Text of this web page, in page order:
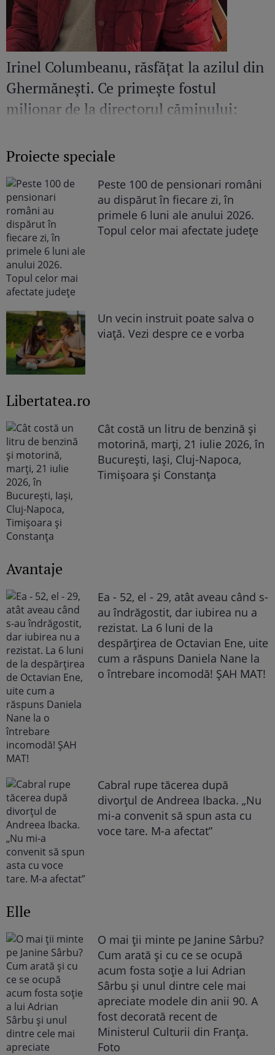
Irinel Columbeanu, răsfățat la azilul din
Ghermănești. Ce primește fostul
milionar de la directorul căminului:
Proiecte speciale
Peste 100 de pensionari români
au dispărut în fiecare zi, în
primele 6 luni ale anului 2026.
Topul celor mai afectate județe
Un vecin instruit poate salva o
viață. Vezi despre ce e vorba
Libertatea.ro
Cât costă un litru de benzină și
motorină, marți, 21 iulie 2026, în
București, Iași, Cluj-Napoca,
Timișoara și Constanța
Avantaje
Ea - 52, el - 29, atât aveau când s-
au îndrăgostit, dar iubirea nu a
rezistat. La 6 luni de la
despărțirea de Octavian Ene, uite
cum a răspuns Daniela Nane la
o întrebare incomodă! ȘAH MAT!
Cabral rupe tăcerea după
divorțul de Andreea Ibacka. „Nu
mi-a convenit să spun asta cu
voce tare. M-a afectat”
Elle
O mai ții minte pe Janine Sârbu?
Cum arată și cu ce se ocupă
acum fosta soție a lui Adrian
Sârbu și unul dintre cele mai
apreciate modele din anii 90. A
fost decorată recent de
Ministerul Culturii din Franța.
Foto